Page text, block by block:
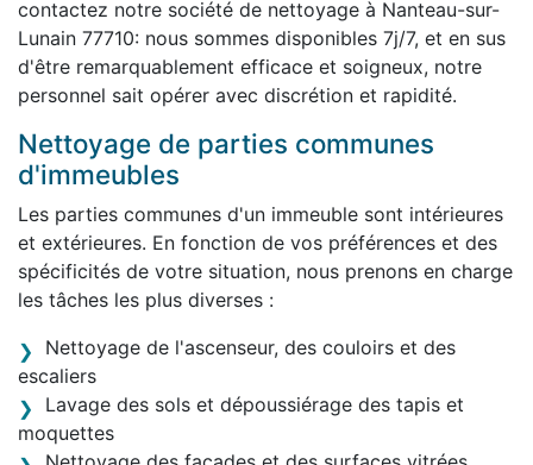
contactez notre société de nettoyage à Nanteau-sur-
Lunain 77710: nous sommes disponibles 7j/7, et en sus
d'être remarquablement efficace et soigneux, notre
personnel sait opérer avec discrétion et rapidité.
Nettoyage de parties communes
d'immeubles
Les parties communes d'un immeuble sont intérieures
et extérieures. En fonction de vos préférences et des
spécificités de votre situation, nous prenons en charge
les tâches les plus diverses :
Nettoyage de l'ascenseur, des couloirs et des
escaliers
Lavage des sols et dépoussiérage des tapis et
moquettes